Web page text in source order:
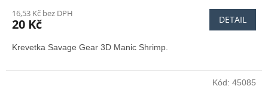
16,53 Kč bez DPH
20 Kč DETAIL
Krevetka Savage Gear 3D Manic Shrimp.
Kód: 45085